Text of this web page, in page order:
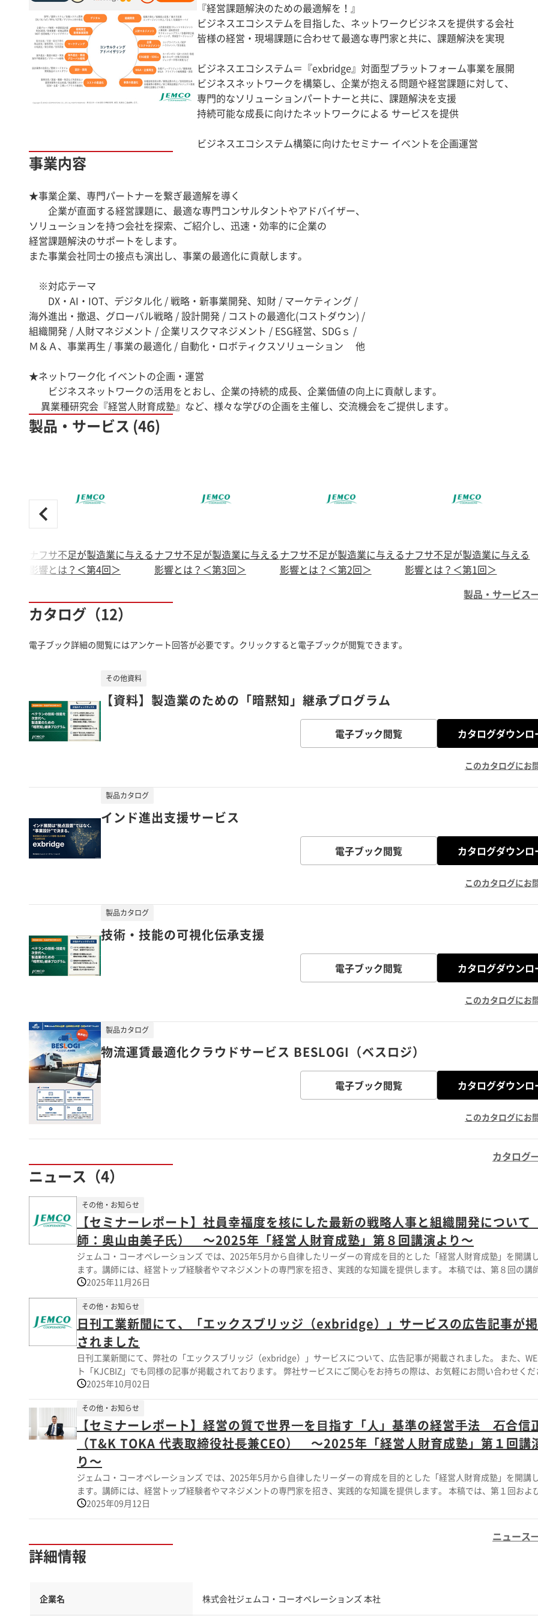
『経営課題解決のための最適解を！』
ビジネスエコシステムを目指した、ネットワークビジネスを提供する会社
皆様の経営・現場課題に合わせて最適な専門家と共に、課題解決を実現
ビジネスエコシステム＝『exbridge』対面型プラットフォーム事業を展開
ビジネスネットワークを構築し、企業が抱える問題や経営課題に対して、
専門的なソリューションパートナーと共に、課題解決を支援
持続可能な成長に向けたネットワークによる サービスを提供
ビジネスエコシステム構築に向けたセミナー イベントを企画運営
事業内容
★事業企業、専門パートナーを繋ぎ最適解を導く
企業が直面する経営課題に、最適な専門コンサルタントやアドバイザー、
ソリューションを持つ会社を探索、ご紹介し、迅速・効率的に企業の
経営課題解決のサポートをします。
また事業会社同士の接点も演出し、事業の最適化に貢献します。
※対応テーマ
DX・AI・IOT、デジタル化 / 戦略・新事業開発、知財 / マーケティング /
海外進出・撤退、グローバル戦略 / 設計開発 / コストの最適化(コストダウン) /
組織開発 / 人財マネジメント / 企業リスクマネジメント / ESG経営、SDGｓ /
Ｍ＆Ａ、事業再生 / 事業の最適化 / 自動化・ロボティクスソリューション 他
★ネットワーク化 イベントの企画・運営
ビジネスネットワークの活用をとおし、企業の持続的成長、企業価値の向上に貢献します。
異業種研究会『経営人財育成塾』など、様々な学びの企画を主催し、交流機会をご提供します。
製品・サービス (46)
ナフサ不足が製造業に与える
影響とは？＜第4回＞
ナフサ不足が製造業に与える
影響とは？＜第3回＞
ナフサ不足が製造業に与える
影響とは？＜第2回＞
ナフサ不足が製造業に与える
影響とは？＜第1回＞
製品・サービス
カタログ（12）
電子ブック詳細の閲覧にはアンケート回答が必要です。クリックすると電子ブックが閲覧できます。
【資料】製造業のための「暗黙知」継承プログラム
その他資料
電子ブック閲覧 カタログダウンロ
このカタログにお
インド進出支援サービス
製品カタログ
電子ブック閲覧 カタログダウンロ
このカタログにお
技術・技能の可視化伝承支援
製品カタログ
電子ブック閲覧 カタログダウンロ
このカタログにお
物流運賃最適化クラウドサービス BESLOGI（ベスロジ）
製品カタログ
電子ブック閲覧 カタログダウンロ
このカタログにお
カタログ
ニュース（4）
【セミナーレポート】社員幸福度を核にした最新の戦略人事と組織開発について
師：奥山由美子⽒） ～2025年「経営⼈財育成塾」第８回講演より～
その他・お知らせ
ジェムコ・コーオペレーションズ では、2025年5月から自律したリーダーの育成を目的とした「経営人財育成塾」を開講
ます。講師には、経営トップ経験者やマネジメントの専門家を招き、実践的な知識を提供します。 本稿では、第８回の講
る、人事コンサルタントの奥山由美子氏のお話をご紹介させていただきます。 「社員幸福度（Employee Happiness）」を
マに幅広い視点から語られた講演内容をダイジェストでご紹介します。
2025年11月26日
日刊工業新聞にて、「エックスブリッジ（exbridge）」サービスの広告記事が
されました
その他・お知らせ
日刊工業新聞にて、弊社の「エックスブリッジ（exbridge）」サービスについて、広告記事が掲載されました。 また、
ト「KJCBIZ」でも同様の記事が掲載されております。 弊社サービスにご関心をお持ちの際は、お気軽にお問い合わせくださ
い。2025年10月02日
【セミナーレポート】経営の質で世界⼀を⽬指す「⼈」基準の経営⼿法 ⽯合信
（T&K TOKA 代表取締役社⻑兼CEO） ～2025年「経営⼈財育成塾」第１回講
り～
その他・お知らせ
ジェムコ・コーオペレーションズ では、2025年5月から自律したリーダーの育成を目的とした「経営人財育成塾」を開講
ます。講師には、経営トップ経験者やマネジメントの専門家を招き、実践的な知識を提供します。 本稿では、第１回およ
回の講師である、石合信正氏（T&K TOKA 代表取締役社長兼CEO）のお話をご紹介させていただきます。 今回は、筋肉質で
ード溢れる企業となるための「日本式経営×外資系の融合経営」についてお話いただいた第１回講演の内容をご紹介しま
2025年09月12日
ニュース
詳細情報
企業名 株式会社ジェムコ・コーオペレーションズ 本社